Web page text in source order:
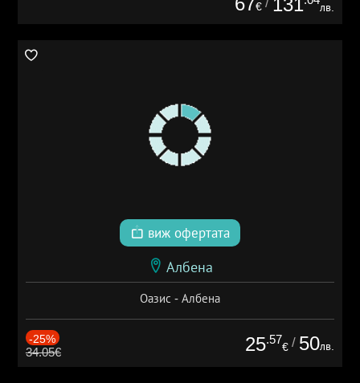
€ 131 лв.
виж офертата
Албена
Оазис - Албена
-25%
34.05€ 25.57
€ / 50лв.